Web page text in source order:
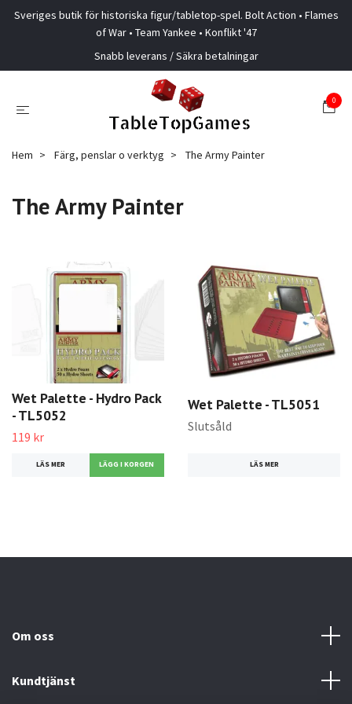
Sveriges butik för historiska figur/tabletop-spel. Bolt Action • Flames
of War • Team Yankee • Konflikt '47
Snabb leverans / Säkra betalningar
0
Hem Färg, penslar o verktyg The Army Painter
The Army Painter
Wet Palette - Hydro Pack
- TL5052
119 kr
LÄS MER
Wet Palette - TL5051
Slutsåld
LÄS MER
Om oss
Kundtjänst